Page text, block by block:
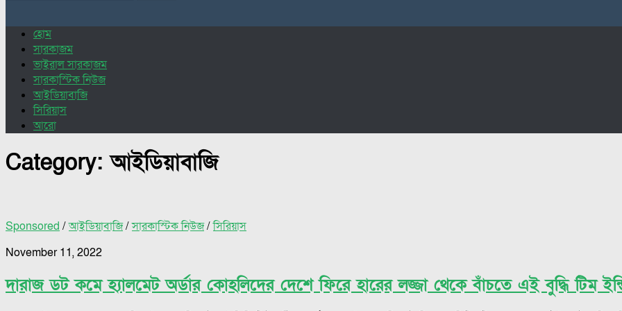
হোম
সারকাজম
ভাইরাল সারকাজম
সারকাস্টিক নিউজ
আইডিয়াবাজি
সিরিয়াস
আরো
Category:আইডিয়াবাজি
Sponsored /আইডিয়াবাজি/সারকাস্টিক নিউজ/সিরিয়াস
November 11, 2022
দারাজ ডট কমে হ্যালমেট অর্ডার কোহলিদের দেশে ফিরে হারের লজ্জা থেকে বাঁচতে এই বুদ্ধি টিম